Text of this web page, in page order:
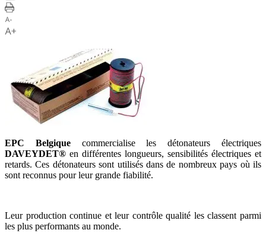
EPC Belgiquecommercialise les détonateurs électriques
DAVEYDET® en différentes longueurs, sensibilités électriques et
retards. Ces détonateurs sont utilisés dans de nombreux pays où ils
sont reconnus pour leur grande fiabilité.
Leur production continue et leur contrôle qualité les classent parmi
les plus performants au monde.